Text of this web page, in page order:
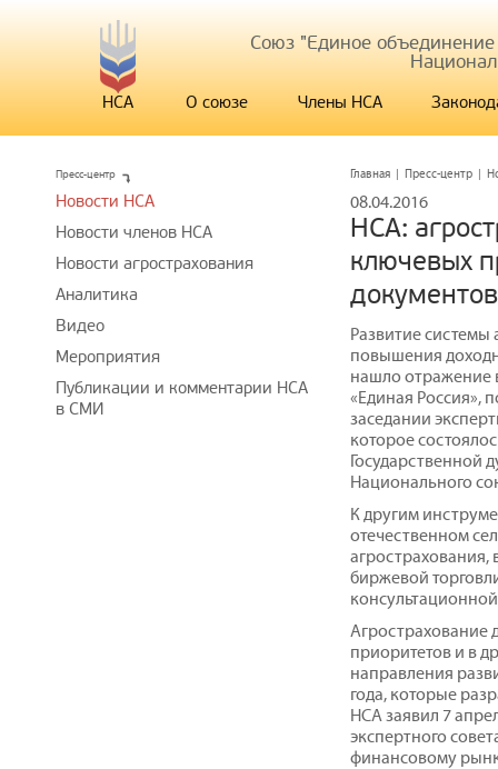
Союз "Единое
НСА О союзе Члены НСА
Главная | Пресс-центр |
08.04.2016
НСА:
ключевых
документов
Развитие
повышения
нашло отражение
«Единая Россия»,
заседании
которое
Государственной
Национального
К другим
отечественном
агрострахования,
биржевой
Агрострахование
приоритетов и в
направления
года, которые
НСА заявил 7
экспертного
финансовому
Пресс-центр
Новости НСА
Новости членов НСА
Новости агрострахования
Аналитика
Видео
Мероприятия
Публикации и комментарии НСА
в СМИ